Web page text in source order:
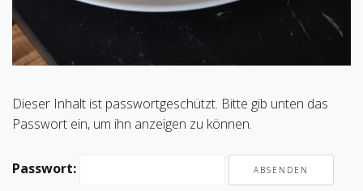
Dieser Inhalt ist passwortgeschützt. Bitte gib unten das
Passwort ein, um ihn anzeigen zu können.
Passwort: